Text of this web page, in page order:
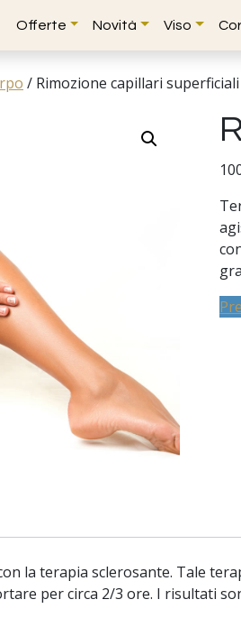
Offerte Novità Viso
/ Rimozione capillari superficiali
la terapia sclerosante. Tale
per circa 2/3 ore. I risultati